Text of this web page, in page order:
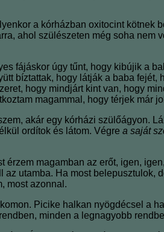
a kórházban oxitocint kötnek
ahol szülészeten még soha nem
fájáskor úgy tűnt, hogy kibújik a
bíztattak, hogy látják a baba
hogy mindjárt kint van, hogy
magammal, hogy térjek már
akár egy kórházi szülőágyon.
ordítok és látom. Végre a saját
magamban az erőt, igen,
utamba. Ha most belepusztulok,
most azonnal.
Picike halkan nyögdécsel a
minden a legnagyobb